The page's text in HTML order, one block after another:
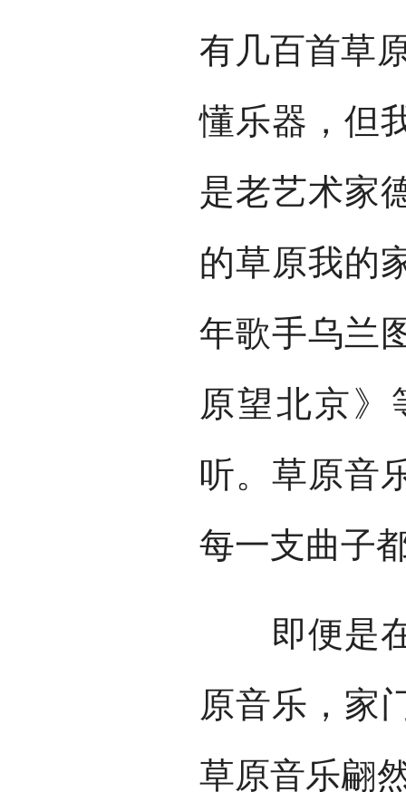
有几百首草
懂乐器，但
是老艺术家
的草原我的
年歌手乌兰
原望北京》
听。草原音
每一支曲子
即便是在
原音乐，家
草原音乐翩